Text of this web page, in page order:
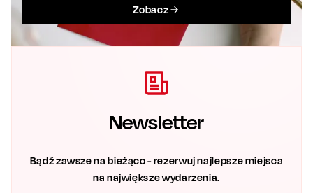
Zobacz
Newsletter
Bądź zawsze na bieżąco - rezerwuj najlepsze miejsca
na największe wydarzenia.